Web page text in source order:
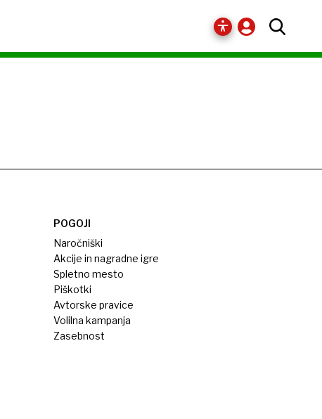
POGOJI
Naročniški
Akcije in nagradne igre
Spletno mesto
Piškotki
Avtorske pravice
Volilna kampanja
Zasebnost